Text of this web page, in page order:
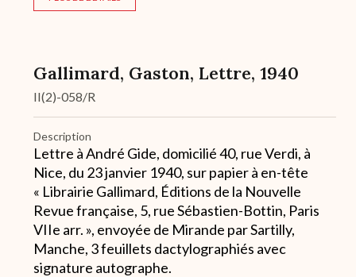
Gallimard, Gaston, Lettre, 1940
II(2)-058/R
Description
Lettre à André Gide, domicilié 40, rue Verdi, à
Nice, du 23 janvier 1940, sur papier à en-tête
« Librairie Gallimard, Éditions de la Nouvelle
Revue française, 5, rue Sébastien-Bottin, Paris
VIIe arr. », envoyée de Mirande par Sartilly,
Manche, 3 feuillets dactylographiés avec
signature autographe.